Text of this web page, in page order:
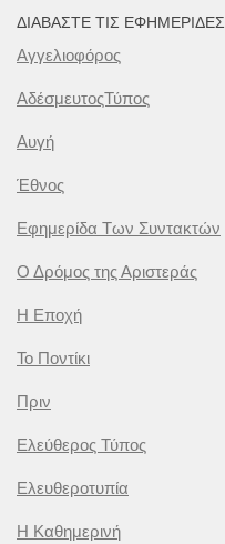
ΔΙΑΒΆΣΤΕ ΤΙΣ ΕΦΗΜΕΡΊΔΕΣ
Αγγελιοφόρος
ΑδέσμευτοςΤύπος
Αυγή
Έθνος
Εφημερίδα Των Συντακτών
Ο Δρόμος της Αριστεράς
Η Εποχή
Το Ποντίκι
Πριν
Ελεύθερος Τύπος
Ελευθεροτυπία
Η Καθημερινή